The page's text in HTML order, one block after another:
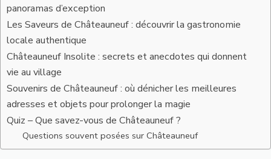
panoramas d’exception
Les Saveurs de Châteauneuf : découvrir la gastronomie
locale authentique
Châteauneuf Insolite : secrets et anecdotes qui donnent
vie au village
Souvenirs de Châteauneuf : où dénicher les meilleures
adresses et objets pour prolonger la magie
Quiz – Que savez-vous de Châteauneuf ?
Questions souvent posées sur Châteauneuf